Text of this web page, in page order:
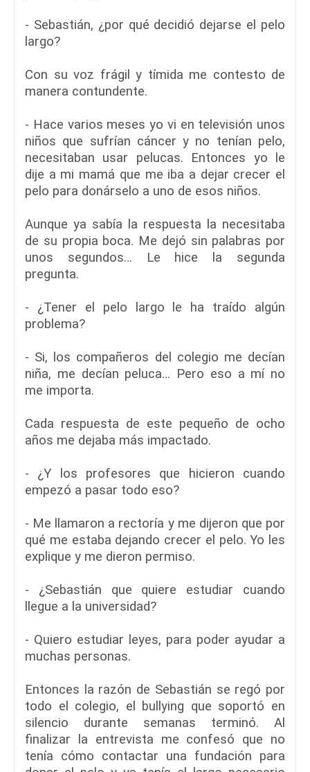
- Sebastián, ¿por qué decidió dejarse el pelo
largo?
Con su voz frágil y tímida me contesto de
manera contundente.
- Hace varios meses yo vi en televisión unos
niños que sufrían cáncer y no tenían pelo,
necesitaban usar pelucas. Entonces yo le
dije a mi mamá que me iba a dejar crecer el
pelo para donárselo a uno de esos niños.
Aunque ya sabía la respuesta la necesitaba
de su propia boca. Me dejó sin palabras por
unos segundos… Le hice la segunda
pregunta.
- ¿Tener el pelo largo le ha traído algún
problema?
- Si, los compañeros del colegio me decían
niña, me decían peluca… Pero eso a mí no
me importa.
Cada respuesta de este pequeño de ocho
años me dejaba más impactado.
- ¿Y los profesores que hicieron cuando
empezó a pasar todo eso?
- Me llamaron a rectoría y me dijeron que por
qué me estaba dejando crecer el pelo. Yo les
explique y me dieron permiso.
- ¿Sebastián que quiere estudiar cuando
llegue a la universidad?
- Quiero estudiar leyes, para poder ayudar a
muchas personas.
Entonces la razón de Sebastián se regó por
todo el colegio, el bullying que soportó en
silencio durante semanas terminó. Al
finalizar la entrevista me confesó que no
tenía cómo contactar una fundación para